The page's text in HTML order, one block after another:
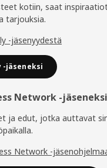
kotiin, saat
tarjouksia.​
-jäsenyydestä
-jäseneksi
Network -jäseneksi
ja edut, jotka auttavat
Network -